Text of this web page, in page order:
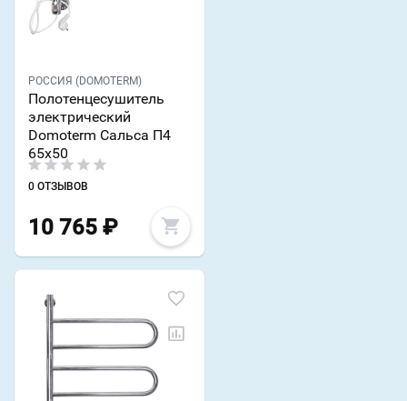
РОССИЯ (DOMOTERM)
Полотенцесушитель
электрический
Domoterm Сальса П4
65x50
0 ОТЗЫВОВ
10 765 ₽